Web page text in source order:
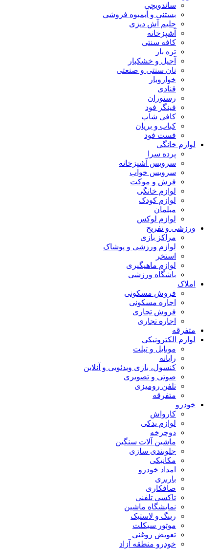
ساندویچی
بستنی و آبمیوه فروشی
حلیم آش دیزی
آشپزخانه
کافه سنتی
تره بار
آجیل و خشکبار
نان سنتی و صنعتی
خواروبار
قنادی
رستوران
فینگر فود
کافی شاپ
کباب و بریان
فست فود
لوازم خانگی
پرده سرا
سرویس آشپزخانه
سرویس خواب
فرش و موکت
لوازم خانگی
لوازم کودک
مبلمان
لوازم لوکس
ورزشی و تفریح
مراکز بازی
لوازم ورزشی و پوشاک
استخر
لوازم ماهیگیری
باشگاه ورزشی
املاک
فروش مسکونی
اجاره مسکونی
فروش تجاری
اجاره تجاری
متفرقه
لوازم الکترونیکی
موبایل و تبلت
رایانه
کنسول، بازی‌ ویدئویی و آنلاین
صوتی و تصویری
تلفن رومیزی
متفرقه
خودرو
کارواش
لوازم یدکی
دوچرخه
ماشین آلات سنگین
جلوبندی سازی
مکانیکی
امداد خودرو
باربری
صافکاری
تاکسی تلفنی
نمایشگاه ماشین
رینگ و لاستیک
موتور سیکلت
تعویض روغنی
خودرو منطقه آزاد